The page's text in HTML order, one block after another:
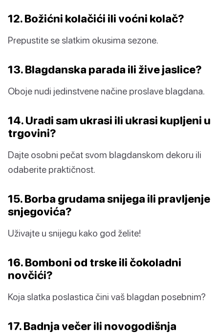
12. Božićni kolačići ili voćni kolač?
Prepustite se slatkim okusima sezone.
13. Blagdanska parada ili žive jaslice?
Oboje nudi jedinstvene načine proslave blagdana.
14. Uradi sam ukrasi ili ukrasi kupljeni u
trgovini?
Dajte osobni pečat svom blagdanskom dekoru ili
odaberite praktičnost.
15. Borba grudama snijega ili pravljenje
snjegovića?
Uživajte u snijegu kako god želite!
16. Bomboni od trske ili čokoladni
novčići?
Koja slatka poslastica čini vaš blagdan posebnim?
17. Badnja večer ili novogodišnja